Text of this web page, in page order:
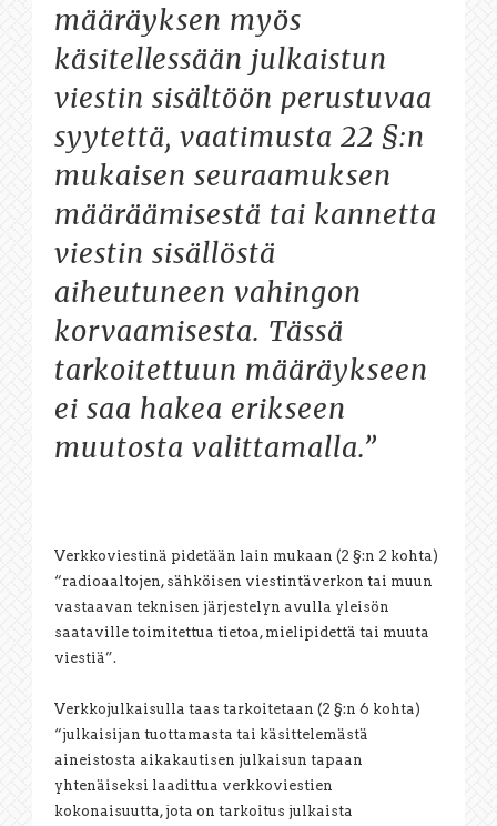
määräyksen myös
käsitellessään julkaistun
viestin sisältöön perustuvaa
syytettä, vaatimusta 22 §:n
mukaisen seuraamuksen
määräämisestä tai kannetta
viestin sisällöstä
aiheutuneen vahingon
korvaamisesta. Tässä
tarkoitettuun määräykseen
ei saa hakea erikseen
muutosta valittamalla.”
Verkkoviestinä pidetään lain mukaan (2 §:n 2 kohta)
“radioaaltojen, sähköisen viestintäverkon tai muun
vastaavan teknisen järjestelyn avulla yleisön
saataville toimitettua tietoa, mielipidettä tai muuta
viestiä”.
Verkkojulkaisulla taas tarkoitetaan (2 §:n 6 kohta)
“julkaisijan tuottamasta tai käsittelemästä
aineistosta aikakautisen julkaisun tapaan
yhtenäiseksi laadittua verkkoviestien
kokonaisuutta, jota on tarkoitus julkaista